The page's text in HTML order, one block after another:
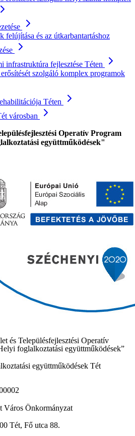
felújítása és az útkarbantartáshoz
infrastruktúra fejlesztése Téten
szolgáló komplex programok
Téten
városban
Operatív Program
együttműködések"
és Településfejlesztési Operatív
foglalkoztatási együttműködések”
együttműködések Tét
Város Önkormányzat
Tét, Fő utca 88.